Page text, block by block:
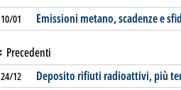
10/01 Emissioni metano, scadenze e
Precedenti
24/12 Deposito rifiuti radioattivi, più